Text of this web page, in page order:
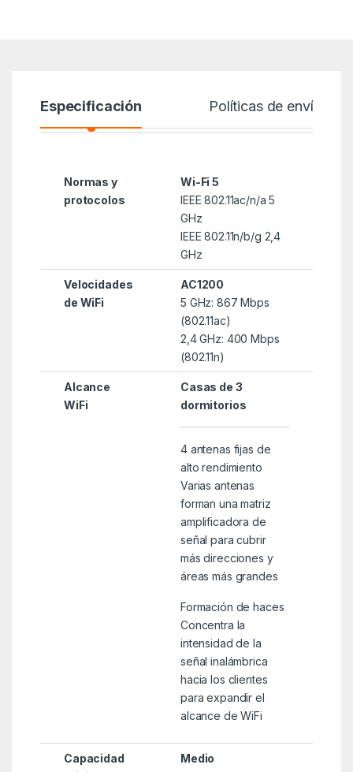
Especificación Políticas de envío
Normas y
protocolos
Wi-Fi 5
IEEE 802.11ac/n/a 5
GHz
IEEE 802.11n/b/g 2,4
GHz
Velocidades
de WiFi
AC1200
5 GHz: 867 Mbps
(802.11ac)
2,4 GHz: 400 Mbps
(802.11n)
Alcance
WiFi
Casas de 3
dormitorios
4 antenas fijas de
alto rendimiento
Varias antenas
forman una matriz
amplificadora de
señal para cubrir
más direcciones y
áreas más grandes
Formación de haces
Concentra la
intensidad de la
señal inalámbrica
hacia los clientes
para expandir el
alcance de WiFi
Capacidad
Medio